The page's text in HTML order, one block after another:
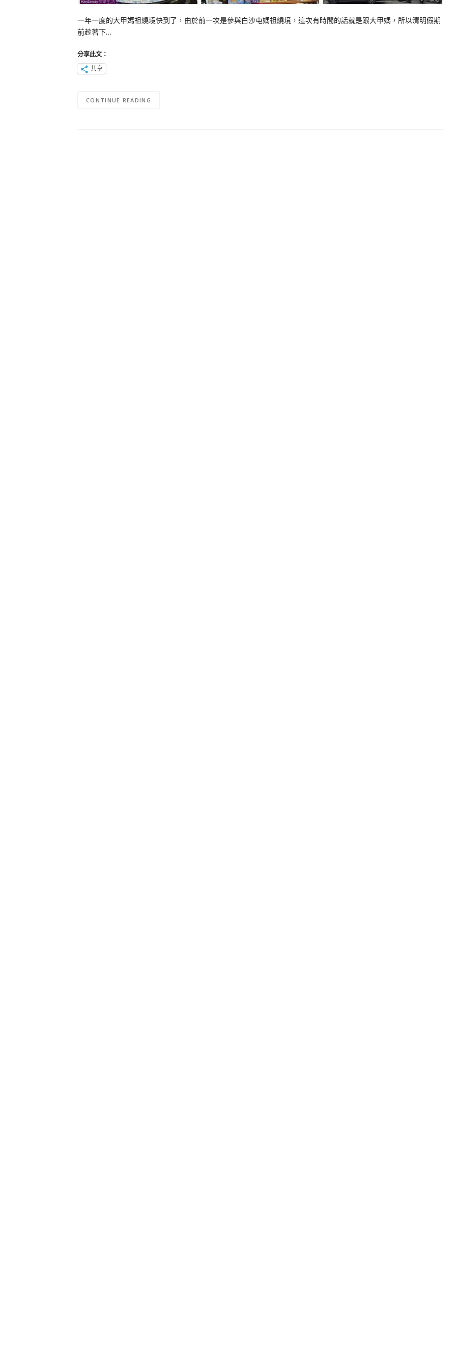
一年一度的大甲媽祖繞境快到了，由於前一次是參與白沙屯媽祖繞境，這次有時間的話就是跟大甲媽，所以清明假期
前趁著下…
分享此文：
共享
CONTINUE READING